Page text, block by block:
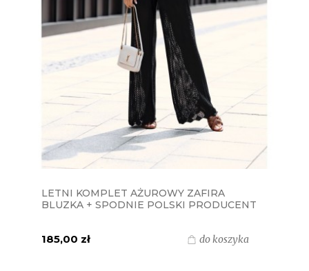
LETNI KOMPLET AŻUROWY ZAFIRA
BLUZKA + SPODNIE POLSKI PRODUCENT
185,00 zł do koszyka